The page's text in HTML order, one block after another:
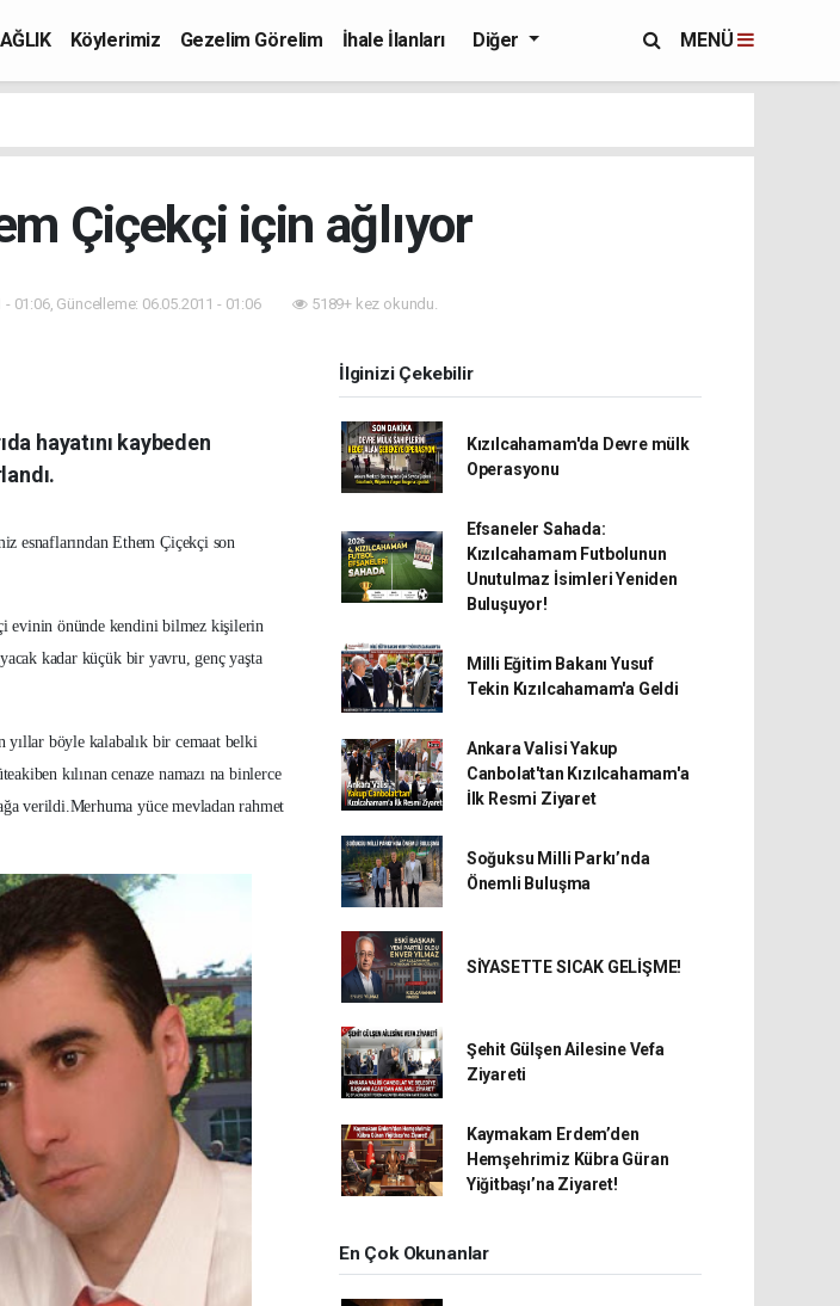
Köylerimiz Gezelim Görelim
İhale İlanları
Diğer MENÜ
Çiçekçi için ağlıyor
01:06, Güncelleme: 06.05.2011 - 01:06 5189+ kez okundu.
hayatını kaybeden
esnaflarından Ethem Çiçekçi son
evinin önünde kendini bilmez kişilerin
kadar küçük bir yavru, genç yaşta
yıllar böyle kalabalık bir cemaat belki
kılınan cenaze namazı na binlerce
verildi.Merhuma yüce mevladan rahmet
İlginizi Çekebilir
Kızılcahamam'da Devre mülk
Operasyonu
Efsaneler Sahada:
Kızılcahamam Futbolunun
Unutulmaz İsimleri Yeniden
Buluşuyor!
Milli Eğitim Bakanı Yusuf
Tekin Kızılcahamam'a Geldi
Ankara Valisi Yakup
Canbolat'tan Kızılcahamam'a
İlk Resmi Ziyaret
Soğuksu Milli Parkı’nda
Önemli Buluşma
SİYASETTE SICAK GELİŞME!
Şehit Gülşen Ailesine Vefa
Ziyareti
Kaymakam Erdem’den
Hemşehrimiz Kübra Güran
Yiğitbaşı’na Ziyaret!
En Çok Okunanlar